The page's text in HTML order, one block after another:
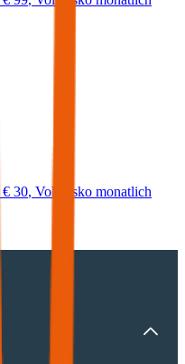
€ 30, Vollkasko monatlich